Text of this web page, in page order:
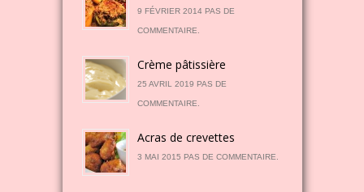
9 FÉVRIER 2014 PAS DE
COMMENTAIRE.
Crème pâtissière
25 AVRIL 2019 PAS DE
COMMENTAIRE.
Acras de crevettes
3 MAI 2015 PAS DE COMMENTAIRE.